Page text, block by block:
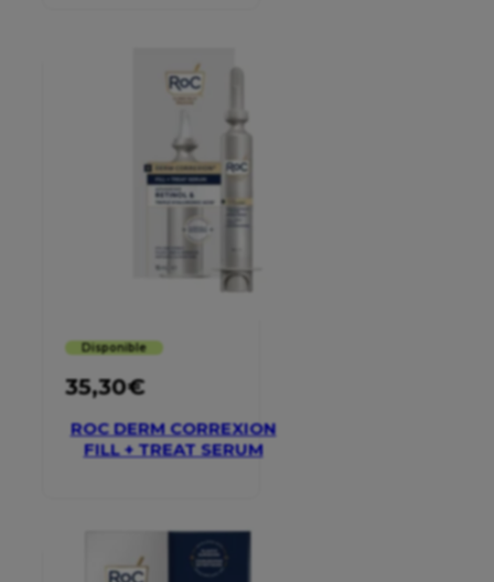
Disponible
35,30€
ROC DERM CORREXION
FILL + TREAT SERUM